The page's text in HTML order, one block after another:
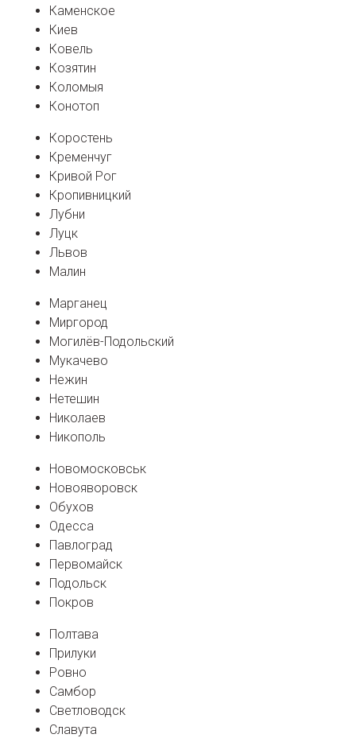
Каменское
Киев
Ковель
Козятин
Коломыя
Конотоп
Коростень
Кременчуг
Кривой Рог
Кропивницкий
Лубни
Луцк
Львов
Малин
Марганец
Миргород
Могилёв-Подольский
Мукачево
Нежин
Нетешин
Николаев
Никополь
Новомосковськ
Новояворовск
Обухов
Одесса
Павлоград
Первомайск
Подольск
Покров
Полтава
Прилуки
Ровно
Самбор
Светловодск
Славута